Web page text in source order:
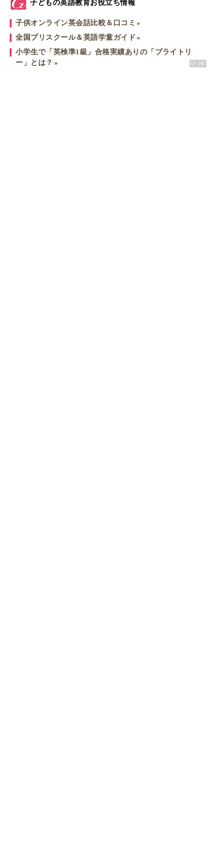
子どもの英語教育お役立ち情報
子供オンライン英会話比較＆口コミ
全国プリスクール＆英語学童ガイド
小学生で「英検準1級」合格実績ありの「ブライトリ
ー」とは？